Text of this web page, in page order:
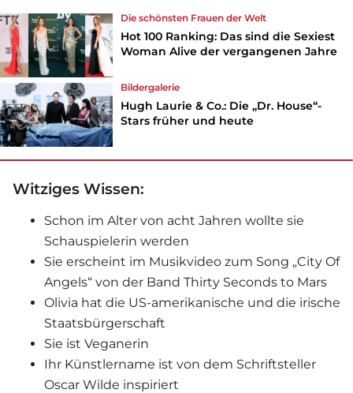
Die schönsten Frauen der Welt
Hot 100 Ranking: Das sind die Sexiest
Woman Alive der vergangenen Jahre
Bildergalerie
Hugh Laurie & Co.: Die „Dr. House“-
Stars früher und heute
Witziges Wissen:
Schon im Alter von acht Jahren wollte sie
Schauspielerin werden
Sie erscheint im Musikvideo zum Song „City Of
Angels“ von der Band Thirty Seconds to Mars
Olivia hat die US-amerikanische und die irische
Staatsbürgerschaft
Sie ist Veganerin
Ihr Künstlername ist von dem Schriftsteller
Oscar Wilde inspiriert